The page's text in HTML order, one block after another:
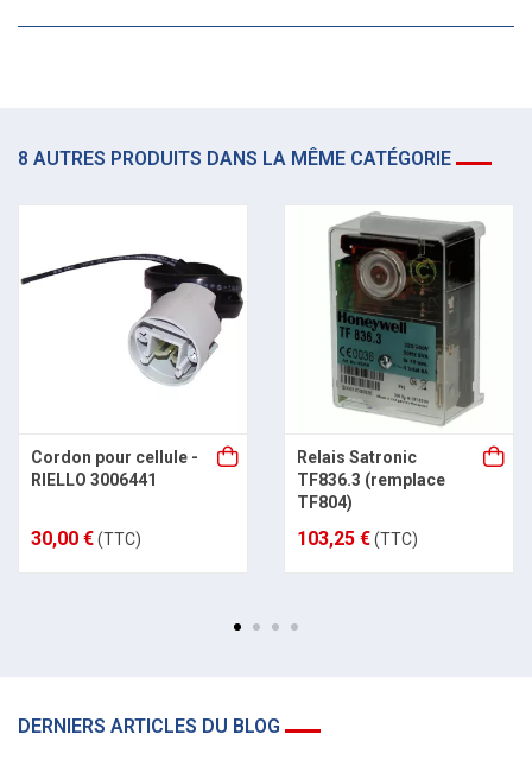
8 AUTRES PRODUITS DANS LA MÊME CATÉGORIE
Cordon pour cellule -
RIELLO 3006441
30,00 €(TTC)
Relais Satronic
TF836.3 (remplace
TF804)
103,25 €(TTC)
DERNIERS ARTICLES DU BLOG